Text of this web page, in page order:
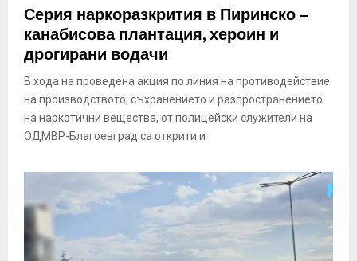
Серия наркоразкрития в Пиринско –
канабисова плантация, хероин и
дрогирани водачи
В хода на проведена акция по линия на противодействие
на производството, съхранението и разпространението
на наркотични вещества, от полицейски служители на
ОДМВР-Благоевград са открити и